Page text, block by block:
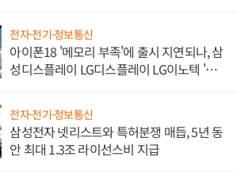
전자·전기·정보통신
아이폰18 '메모리 부족'에 출시 지연되나, 삼
성디스플레이 LG디스플레이 LG이노텍 '탈
전자·전기·정보통신
삼성전자 넷리스트와 특허분쟁 매듭, 5년 동
안 최대 1.3조 라이선스비 지급